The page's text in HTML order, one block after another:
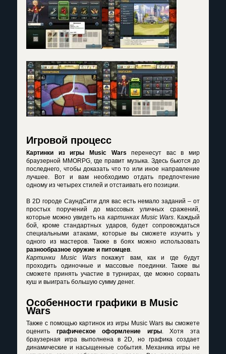
Игровой процесс
Картинки из игры Music Wars перенесут вас в мир
браузерной MMORPG, где правит музыка. Здесь бьются до
последнего, чтобы доказать что то или иное направление
лучшее. Вот и вам необходимо отдать предпочтение
одному из четырех стилей и отстаивать его позиции.
В 2D городе СаундСити для вас есть немало заданий – от
простых поручений до массовых уличных сражений,
которые можно увидеть на картинках Music Wars. Каждый
бой, кроме стандартных ударов, будет сопровождаться
специальными атаками, которые вы сможете изучить у
одного из мастеров. Также в боях можно использовать
разнообразное оружие и питомцев.
Картинки Music Warsпокажут вам, как и где будут
проходить одиночные и массовые поединки. Также вы
сможете принять участие в турнирах, где можно сорвать
куш и выиграть большую сумму денег.
Особенности графики в Music
Wars
Также с помощью картинок из игры Music Wars вы сможете
оценить графическое оформление игры. Хотя эта
браузерная игра выполнена в 2D, но графика создает
динамические и насыщенные события. Механика игры не